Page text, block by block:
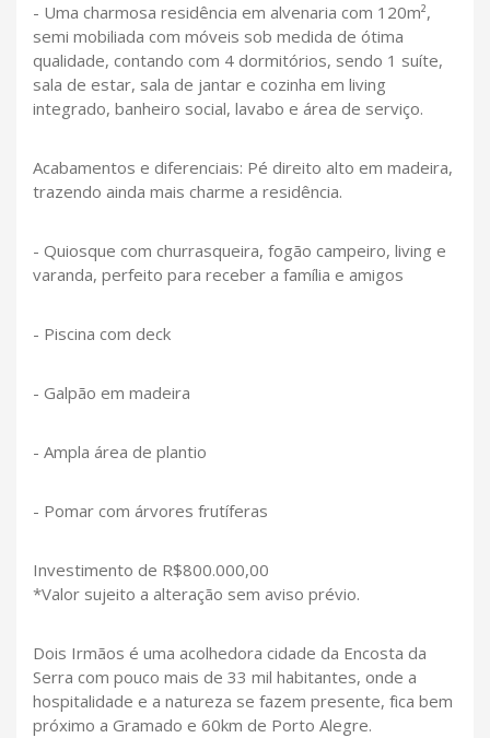
- Uma charmosa residência em alvenaria com 120m²,
semi mobiliada com móveis sob medida de ótima
qualidade, contando com 4 dormitórios, sendo 1 suíte,
sala de estar, sala de jantar e cozinha em living
integrado, banheiro social, lavabo e área de serviço.
Acabamentos e diferenciais: Pé direito alto em madeira,
trazendo ainda mais charme a residência.
- Quiosque com churrasqueira, fogão campeiro, living e
varanda, perfeito para receber a família e amigos
- Piscina com deck
- Galpão em madeira
- Ampla área de plantio
- Pomar com árvores frutíferas
Investimento de R$800.000,00
*Valor sujeito a alteração sem aviso prévio.
Dois Irmãos é uma acolhedora cidade da Encosta da
Serra com pouco mais de 33 mil habitantes, onde a
hospitalidade e a natureza se fazem presente, fica bem
próximo a Gramado e 60km de Porto Alegre.